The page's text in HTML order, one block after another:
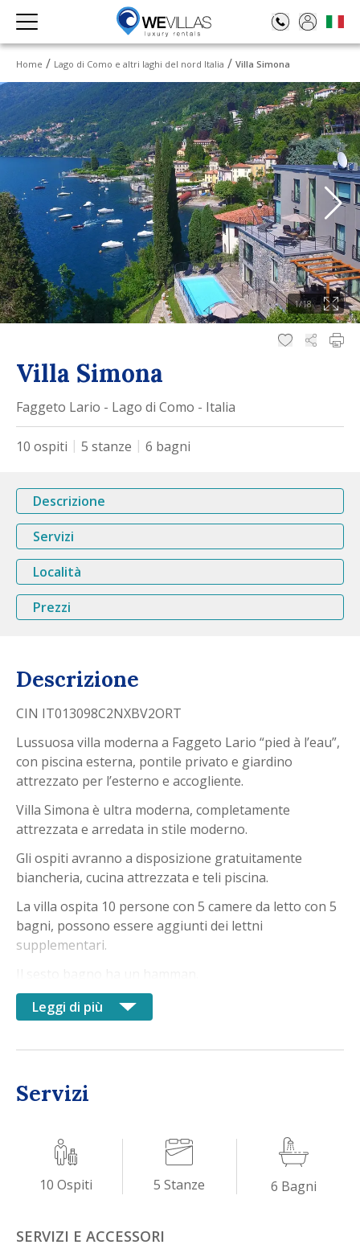
Home Lago di Como e altri laghi del nord Italia Villa Simona
Villa Simona
Faggeto Lario - Lago di Como - Italia
10 ospiti 5 stanze 6 bagni
1/18
Descrizione
Servizi
Località
Prezzi
Descrizione
CIN IT013098C2NXBV2ORT
Lussuosa villa moderna a Faggeto Lario “pied à l’eau”,
con piscina esterna, pontile privato e giardino
attrezzato per l’esterno e accogliente.
Villa Simona è ultra moderna, completamente
attrezzata e arredata in stile moderno.
Gli ospiti avranno a disposizione gratuitamente
biancheria, cucina attrezzata e teli piscina.
La villa ospita 10 persone con 5 camere da letto con 5
bagni, possono essere aggiunti dei lettni
supplementari.
La villa è disposta su 3 piani e ha ampie terrazze, area
barbecue, parcheggio privato, garage e ascensore.
La villa gode di una vista mozzafiato sul lago e sulle
Villa Simona è il luogo ideale per una famiglia
Leggi di più
Servizi
10 Ospiti 5 Stanze 6 Bagni
SERVIZI E ACCESSORI